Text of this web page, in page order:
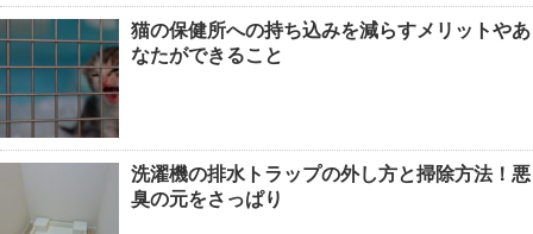
猫の保健所への持ち込みを減らすメリットやあ
なたができること
洗濯機の排水トラップの外し方と掃除方法！悪
臭の元をさっぱり